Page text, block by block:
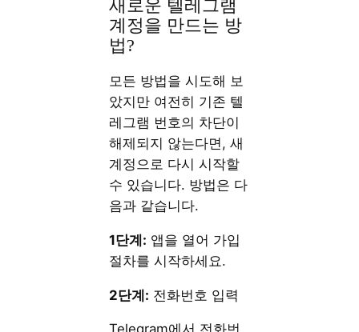
새로운 텔레그램
계정을 만드는 방
법?
모든 방법을 시도해 보
았지만 여전히 기존 텔
레그램 번호의 차단이
해제되지 않는다면, 새
계정으로 다시 시작할
수 있습니다. 방법은 다
음과 같습니다.
1단계: 앱을 열어 가입
절차를 시작하세요.
2단계: 전화번호 입력